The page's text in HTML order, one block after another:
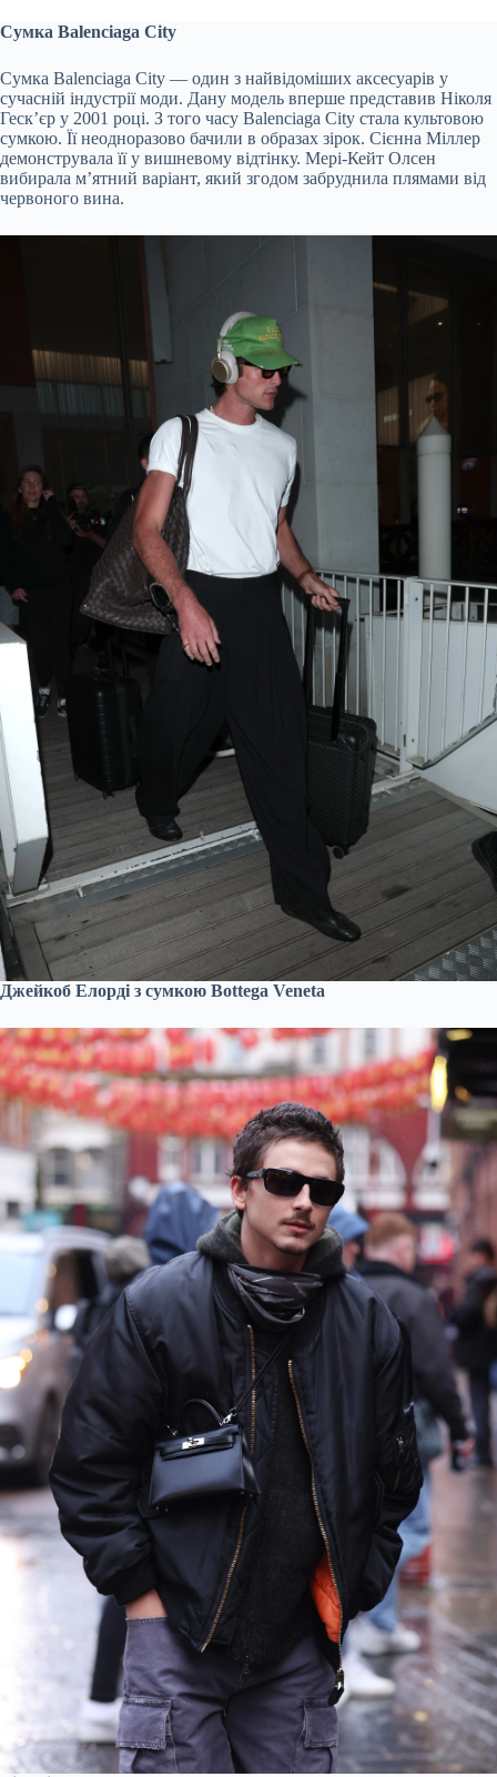
Сумка Balenciaga City
Сумка Balenciaga City — один з найвідоміших аксесуарів у
сучасній індустрії моди. Дану модель вперше представив Ніколя
Геск’єр у 2001 році. З того часу Balenciaga City стала культовою
сумкою. Її неодноразово бачили в образах зірок. Сієнна Міллер
демонструвала її у вишневому відтінку. Мері-Кейт Олсен
вибирала м’ятний варіант, який згодом забруднила плямами від
червоного вина.
Джейкоб Елорді з сумкою Bottega Veneta